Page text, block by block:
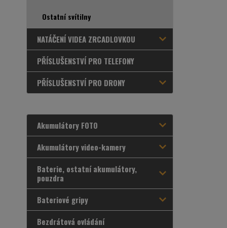
Ostatní svítilny
NATÁČENÍ VIDEA ZRCADLOVKOU
PŘÍSLUŠENSTVÍ PRO TELEFONY
PŘÍSLUŠENSTVÍ PRO DRONY
Akumulátory FOTO
Akumulátory video-kamery
Baterie, ostatní akumulátory,
pouzdra
Bateriové gripy
Bezdrátová ovládání